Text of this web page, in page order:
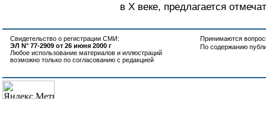
в X веке, предлагается
Свидетельство о регистрации СМИ:
ЭЛ N° 77-2909 от 26 июня 2000 г
Любое использование материалов и иллюстраций
возможно только по согласованию с редакцией
Принимаются
По содержанию